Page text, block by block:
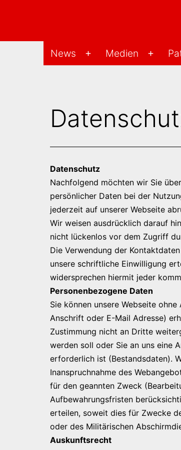
Changu-
News
Menü
Medien
Menü
Datenschutz
Nachfolgend möchten wir Sie
persönlicher Daten bei der
jederzeit auf unserer Webseite
Wir weisen ausdrücklich darauf
nicht lückenlos vor dem Zugriff
Die Verwendung der
unsere schriftliche Einwilligung
widersprechen hiermit jeder
Personenbezogene Daten
Sie können unsere Webseite
Anschrift oder E-Mail Adresse)
Zustimmung nicht an Dritte
werden soll oder Sie an uns eine
erforderlich ist (Bestandsdaten).
Inanspruchnahme des
für den geannten Zweck
Aufbewahrungsfristen
erteilen, soweit dies für Zwecke
oder des Militärischen
Auskunftsrecht